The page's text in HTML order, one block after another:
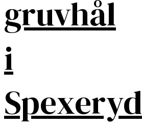
gruvhål
i
Spexeryd